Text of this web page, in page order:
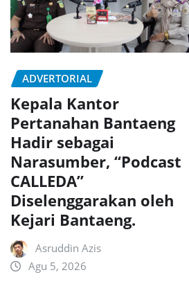
ADVERTORIAL
Kepala Kantor
Pertanahan Bantaeng
Hadir sebagai
Narasumber, “Podcast
CALLEDA”
Diselenggarakan oleh
Kejari Bantaeng.
Asruddin Azis
Agu 5, 2026